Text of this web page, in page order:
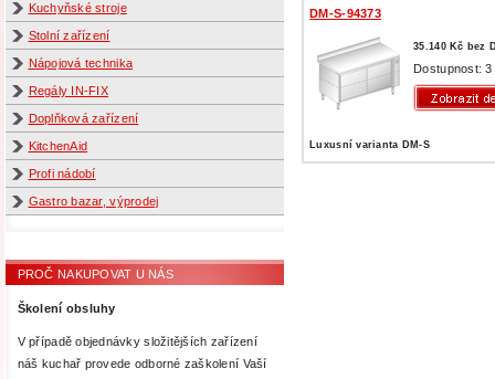
Kuchyňské stroje
Stolní zařízení
Nápojová technika
Regály IN-FIX
Doplňková zařízení
KitchenAid
Profi nádobí
Gastro bazar, výprodej
PROČ NAKUPOVAT U NÁS
Školení obsluhy
V případě objednávky složitějších zařízení
náš kuchař provede odborné zaškolení Vaší
DM-S-94373
35.140 Kč bez
Dostupnost:
Luxusní varianta DM-S